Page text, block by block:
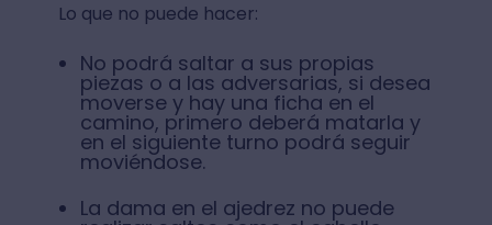
Lo que no puede hacer:
No podrá saltar a sus propias
piezas o a las adversarias, si desea
moverse y hay una ficha en el
camino, primero deberá matarla y
en el siguiente turno podrá seguir
moviéndose.
La dama en el ajedrez no puede